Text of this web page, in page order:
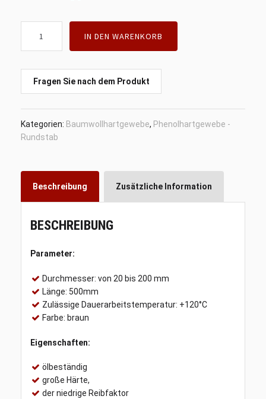
75mm
x
Phenolhartgewebe,
Baumwollhartgewebe
IN DEN WARENKORB
Fragen Sie nach dem Produkt
Kategorien: Baumwollhartgewebe, Phenolhartgewebe -
Rundstab
Beschreibung Zusätzliche Information
BESCHREIBUNG
Parameter:
Durchmesser: von 20 bis 200 mm
Länge: 500mm
Zulässige Dauerarbeitstemperatur: +120°C
Farbe: braun
Eigenschaften:
ölbeständig
große Härte,
der niedrige Reibfaktor